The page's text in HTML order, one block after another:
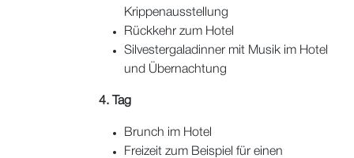
Krippenausstellung
Rückkehr zum Hotel
Silvestergaladinner mit Musik im Hotel
und Übernachtung
4. Tag
Brunch im Hotel
Freizeit zum Beispiel für einen